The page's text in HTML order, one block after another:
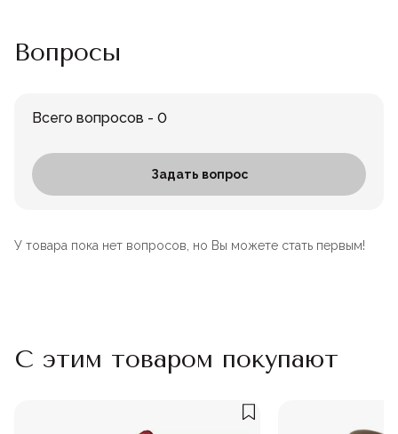
Вопросы
Всего вопросов - 0
Задать вопрос
У товара пока нет вопросов, но Вы можете стать первым!
С этим товаром покупают